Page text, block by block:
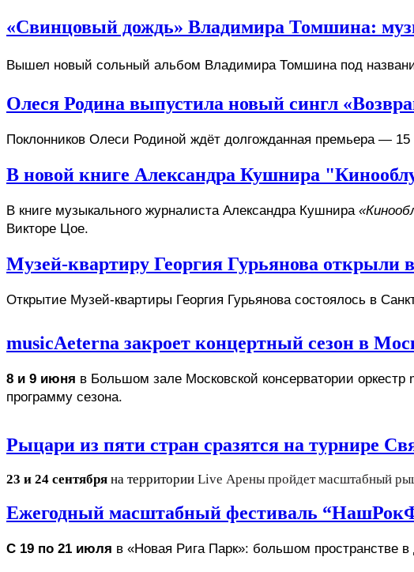
«Свинцовый дождь» Владимира Томшина:
Вышел новый сольный альбом Владимира Томшина под
Олеся Родина выпустила новый сингл
Поклонников Олеси Родиной ждёт долгожданная премьера —
В новой книге Александра Кушнира
В книге музыкального журналиста Александра Кушнира
Викторе Цое.
Музей-квартиру Георгия Гурьянова открыли
Открытие Музей-квартиры Георгия Гурьянова состоялось в
musicAeterna закроет концертный сезон в
8 и 9 июня в Большом зале Московской консерватории
программу сезона.
Рыцари из пяти стран сразятся на турнире
23 и 24 сентября на территории Live Арены пройдет масштабный
Ежегодный масштабный фестиваль
С 19 по 21 июля в «Новая Рига Парк»: большом пространстве